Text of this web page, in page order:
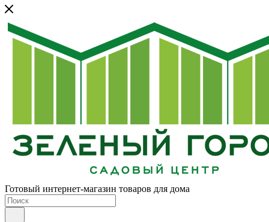
Готовый интернет-магазин товаров для дома